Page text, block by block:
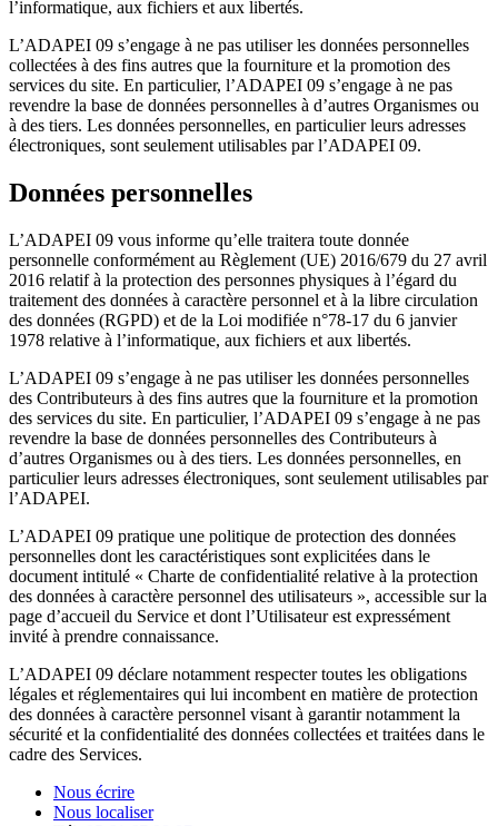
l’informatique, aux fichiers et aux libertés.
L’ADAPEI 09 s’engage à ne pas utiliser les données personnelles
collectées à des fins autres que la fourniture et la promotion des
services du site. En particulier, l’ADAPEI 09 s’engage à ne pas
revendre la base de données personnelles à d’autres Organismes ou
à des tiers. Les données personnelles, en particulier leurs adresses
électroniques, sont seulement utilisables par l’ADAPEI 09.
Données personnelles
L’ADAPEI 09 vous informe qu’elle traitera toute donnée
personnelle conformément au Règlement (UE) 2016/679 du 27 avril
2016 relatif à la protection des personnes physiques à l’égard du
traitement des données à caractère personnel et à la libre circulation
des données (RGPD) et de la Loi modifiée n°78-17 du 6 janvier
1978 relative à l’informatique, aux fichiers et aux libertés.
L’ADAPEI 09 s’engage à ne pas utiliser les données personnelles
des Contributeurs à des fins autres que la fourniture et la promotion
des services du site. En particulier, l’ADAPEI 09 s’engage à ne pas
revendre la base de données personnelles des Contributeurs à
d’autres Organismes ou à des tiers. Les données personnelles, en
particulier leurs adresses électroniques, sont seulement utilisables par
l’ADAPEI.
L’ADAPEI 09 pratique une politique de protection des données
personnelles dont les caractéristiques sont explicitées dans le
document intitulé « Charte de confidentialité relative à la protection
des données à caractère personnel des utilisateurs », accessible sur la
page d’accueil du Service et dont l’Utilisateur est expressément
invité à prendre connaissance.
L’ADAPEI 09 déclare notamment respecter toutes les obligations
légales et réglementaires qui lui incombent en matière de protection
des données à caractère personnel visant à garantir notamment la
sécurité et la confidentialité des données collectées et traitées dans le
cadre des Services.
Nous écrire
Nous localiser